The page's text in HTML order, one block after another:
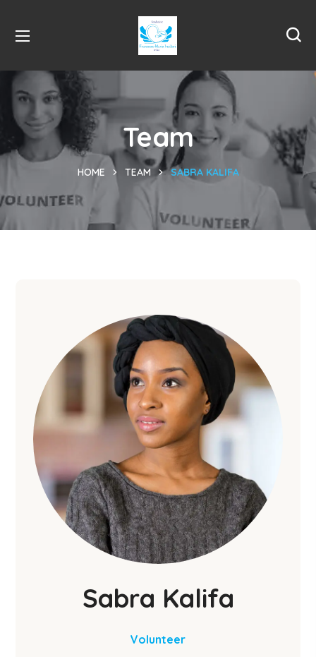
Team
HOME TEAM SABRA KALIFA
Sabra Kalifa
Volunteer